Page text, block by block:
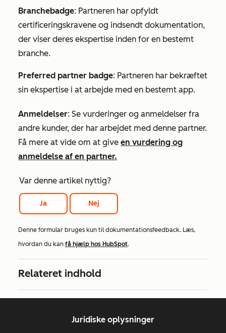
Branchebadge: Partneren har opfyldt
certificeringskravene og indsendt dokumentation,
der viser deres ekspertise inden for en bestemt
branche.
Preferred partner badge: Partneren har bekræftet
sin ekspertise i at arbejde med en bestemt app.
Anmeldelser: Se vurderinger og anmeldelser fra
andre kunder, der har arbejdet med denne partner.
Få mere at vide om at give en vurdering og
anmeldelse af en partner.
Var denne artikel nyttig?
Ja Nej
Denne formular bruges kun til dokumentationsfeedback. Læs,
hvordan du kan få hjælp hos HubSpot.
Relateret indhold
Juridiske oplysninger